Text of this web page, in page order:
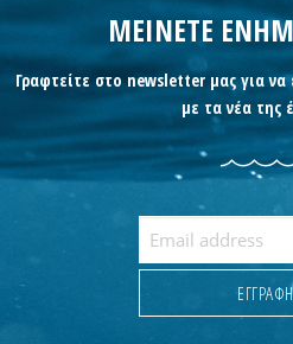
ΜΕΙΝΕΤΕ
Γραφτείτε στο newsletter μας για να
με τα νέα της